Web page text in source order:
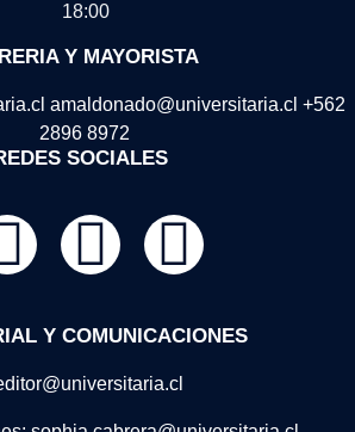
18:00
Y MAYORISTA
amaldonado@universitaria.cl +562
2896 8972
SOCIALES
Y COMUNICACIONES